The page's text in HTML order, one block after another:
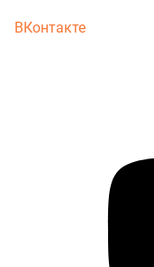
ВКонтакте